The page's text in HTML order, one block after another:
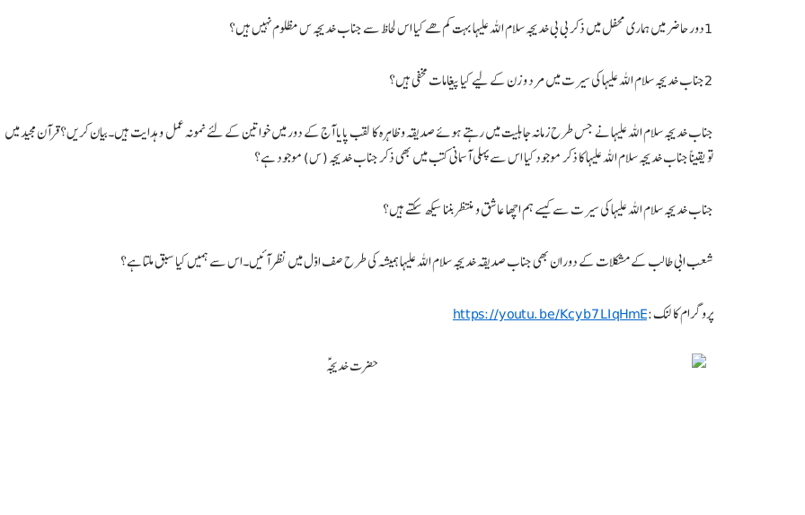
1دور حاضر میں ہماری محفل میں ذکر بی بی خدیجہ سلام اللہ علیہا بہت کم ھے کیا اس لحاظ سے جناب خدیجہ س مظلوم نہیں ہیں؟
2جناب خدیجہ سلام اللہ علیہا کی سیرت میں مرد و زن کے لیے کیا پیغامات مخفی ہیں؟
جناب خدیجہ سلام اللہ علیہا نے جس طرح زمانہ جاہلیت میں رہتے ہوئے صدیقہ و ظاہرہ کا لقب پایا آج کے دور میں خواتین کے لئے نمونہ عمل و ہدایت ہیں۔بیان کریں؟قرآن مجید میں
تو یقیناً جناب خدیجہ سلام اللہ علیہا کا ذکر موجود کیا اس سے پہلی آسمانی کتب میں بھی ذکر جناب خدیجہ ( س) موجود ہے؟
جناب خدیجہ سلام اللہ علیہا کی سیرت سے کیسے ہم اچھا عاشق و منتظر بننا سیکھ سکتے ہیں؟
شعب ابی طالب کے مشکلات کے دوران بھی جناب صدیقہ خدیجہ سلام اللہ علیہا ہمیشہ کی طرح صف اوّل میں نظر آئیں۔اس سے ہمیں کیا سبق ملتا ہے؟
پروگرام کا لنک:https://youtu.be/Kcyb7LIqHmE